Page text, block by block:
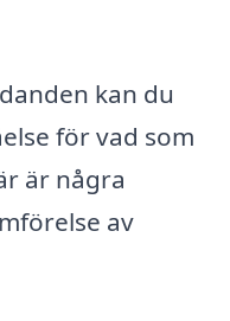
kan du
för vad som
är några
av